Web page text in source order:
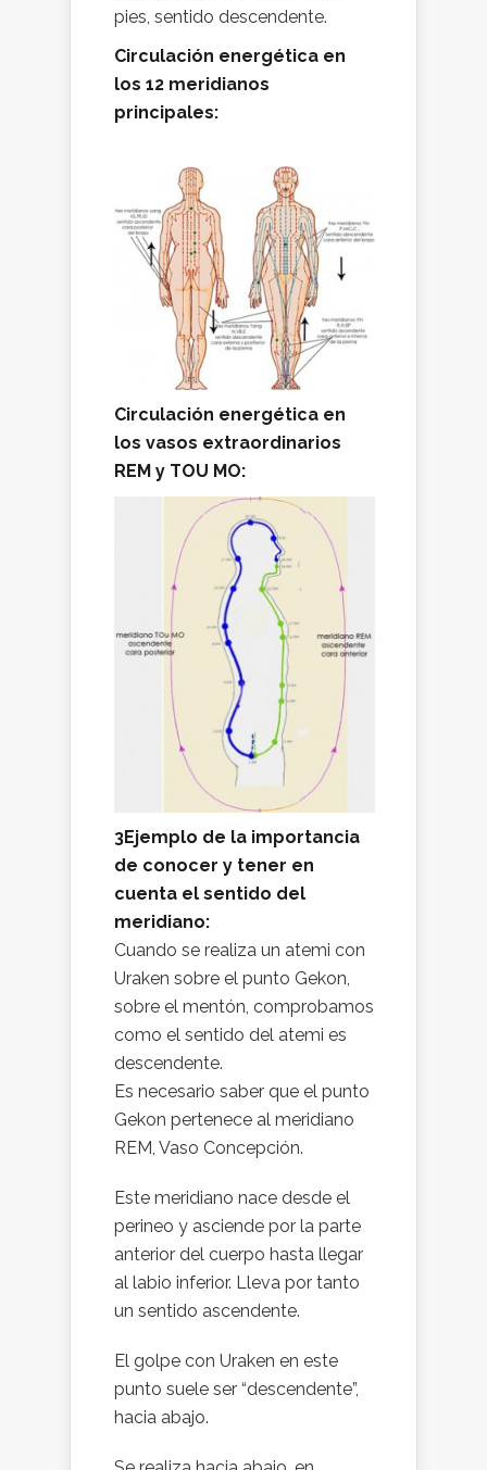
pies, sentido descendente.
Circulación energética en
los 12 meridianos
principales:
Circulación energética en
los vasos extraordinarios
REM y TOU MO:
3Ejemplo de la importancia
de conocer y tener en
cuenta el sentido del
meridiano:
Cuando se realiza un atemi con
Uraken sobre el punto Gekon,
sobre el mentón, comprobamos
como el sentido del atemi es
descendente.
Es necesario saber que el punto
Gekon pertenece al meridiano
REM, Vaso Concepción.
Este meridiano nace desde el
perineo y asciende por la parte
anterior del cuerpo hasta llegar
al labio inferior. Lleva por tanto
un sentido ascendente.
El golpe con Uraken en este
punto suele ser “descendente”,
hacia abajo.